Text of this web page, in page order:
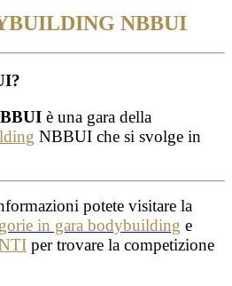
NBBUI
è una gara della
NBBUI che si svolge in
potete visitare la
in gara bodybuilding e
per trovare la competizione